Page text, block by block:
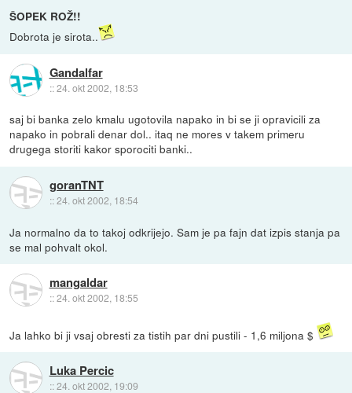
ŠOPEK ROŽ!!
Dobrota je sirota..
Gandalfar
::24. okt 2002, 18:53
saj bi banka zelo kmalu ugotovila napako in bi se ji opravicili za
napako in pobrali denar dol.. itaq ne mores v takem primeru
drugega storiti kakor sporociti banki..
goranTNT
::24. okt 2002, 18:54
Ja normalno da to takoj odkrijejo. Sam je pa fajn dat izpis stanja pa
se mal pohvalt okol.
mangaldar
::24. okt 2002, 18:55
Ja lahko bi ji vsaj obresti za tistih par dni pustili - 1,6 miljona $
Luka Percic
::24. okt 2002, 19:09